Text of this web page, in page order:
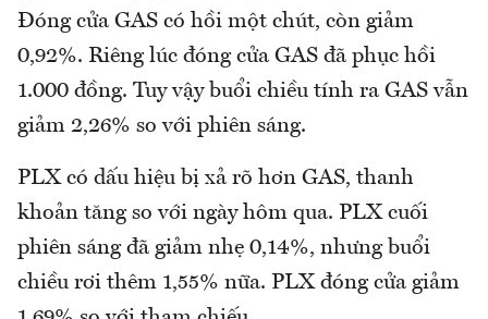
Đóng cửa GAS có hồi một chút, còn giảm
0,92%. Riêng lúc đóng cửa GAS đã phục hồi
1.000 đồng. Tuy vậy buổi chiều tính ra GAS vẫn
giảm 2,26% so với phiên sáng.
PLX có dấu hiệu bị xả rõ hơn GAS, thanh
khoản tăng so với ngày hôm qua. PLX cuối
phiên sáng đã giảm nhẹ 0,14%, nhưng buổi
chiều rơi thêm 1,55% nữa. PLX đóng cửa giảm